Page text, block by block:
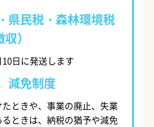
県民税・森林環境税
）
日に発送します
減免制度
ときや、事業の廃止、失業
ときは、納税の猶予や減免